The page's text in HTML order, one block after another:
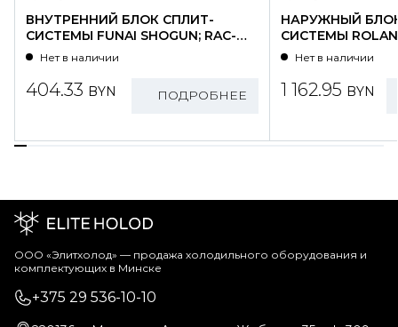
ВНУТРЕННИЙ БЛОК СПЛИТ-
СИСТЕМЫ FUNAI SHOGUN; RAC-
SG25HP.D01/S
Нет в наличии
404.33 BYN ПОДРОБНЕЕ
НАРУЖНЫЙ
СИСТЕМЫ
WZ09HSS/N1-
Нет в наличии
1 162.95 BYN
ООО «Элитхолод» ― продажа холодильного оборудования и
комплектующих в Минске
+375 29 536-10-10